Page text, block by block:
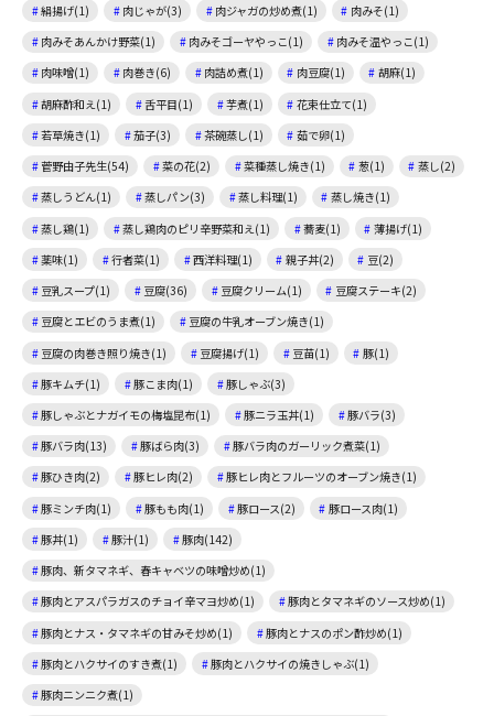
絹揚げ(1)
肉じゃが(3) 肉ジャガの炒め煮(1)
肉みそ(1)
肉みそあんかけ野菜(1)
肉みそゴーヤやっこ(1)
肉みそ温やっこ(1)
肉味噌(1)
肉巻き(6) 肉詰め煮(1) 肉豆腐(1)
胡麻(1)
胡麻酢和え(1)
舌平目(1) 芋煮(1)
花束仕立て(1)
若草焼き(1)
茄子(3) 茶碗蒸し(1)
茹で卵(1)
菅野由子先生(54)
菜の花(2) 菜種蒸し焼き(1) 葱(1)
蒸し(2)
蒸しうどん(1)
蒸しパン(3) 蒸し料理(1)
蒸し焼き(1)
蒸し鶏(1)
蒸し鶏肉のピリ辛野菜和え(1) 蕎麦(1)
薄揚げ(1)
薬味(1)
行者菜(1) 西洋料理(1) 親子丼(2)
豆(2)
豆乳スープ(1)
豆腐(36) 豆腐クリーム(1)
豆腐ステーキ(2)
豆腐とエビのうま煮(1)
豆腐の牛乳オーブン焼き(1)
豆腐の肉巻き照り焼き(1)
豆腐揚げ(1) 豆苗(1)
豚(1)
豚キムチ(1)
豚こま肉(1)
豚しゃぶ(3)
豚しゃぶとナガイモの梅塩昆布(1)
豚ニラ玉丼(1)
豚バラ(3)
豚バラ肉(13)
豚ばら肉(3)
豚バラ肉のガーリック煮菜(1)
豚ひき肉(2)
豚ヒレ肉(2)
豚ヒレ肉とフルーツのオーブン焼き(1)
豚ミンチ肉(1)
豚もも肉(1) 豚ロース(2)
豚ロース肉(1)
豚丼(1)
豚汁(1)
豚肉(142)
豚肉、新タマネギ、春キャベツの味噌炒め(1)
豚肉とアスパラガスのチョイ辛マヨ炒め(1)
豚肉とタマネギのソース炒め(1)
豚肉とナス・タマネギの甘みそ炒め(1)
豚肉とナスのポン酢炒め(1)
豚肉とハクサイのすき煮(1)
豚肉とハクサイの焼きしゃぶ(1)
豚肉ニンニク煮(1)